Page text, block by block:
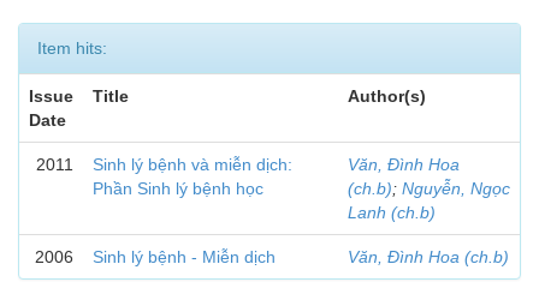
Item hits:
Issue
Date
Title Author(s)
2011
Sinh lý bệnh và miễn dịch:
Phần Sinh lý bệnh học
Văn, Đình Hoa
(ch.b); Nguyễn, Ngọc
Lanh (ch.b)
2006 Sinh lý bệnh - Miễn dịch Văn, Đình Hoa (ch.b)